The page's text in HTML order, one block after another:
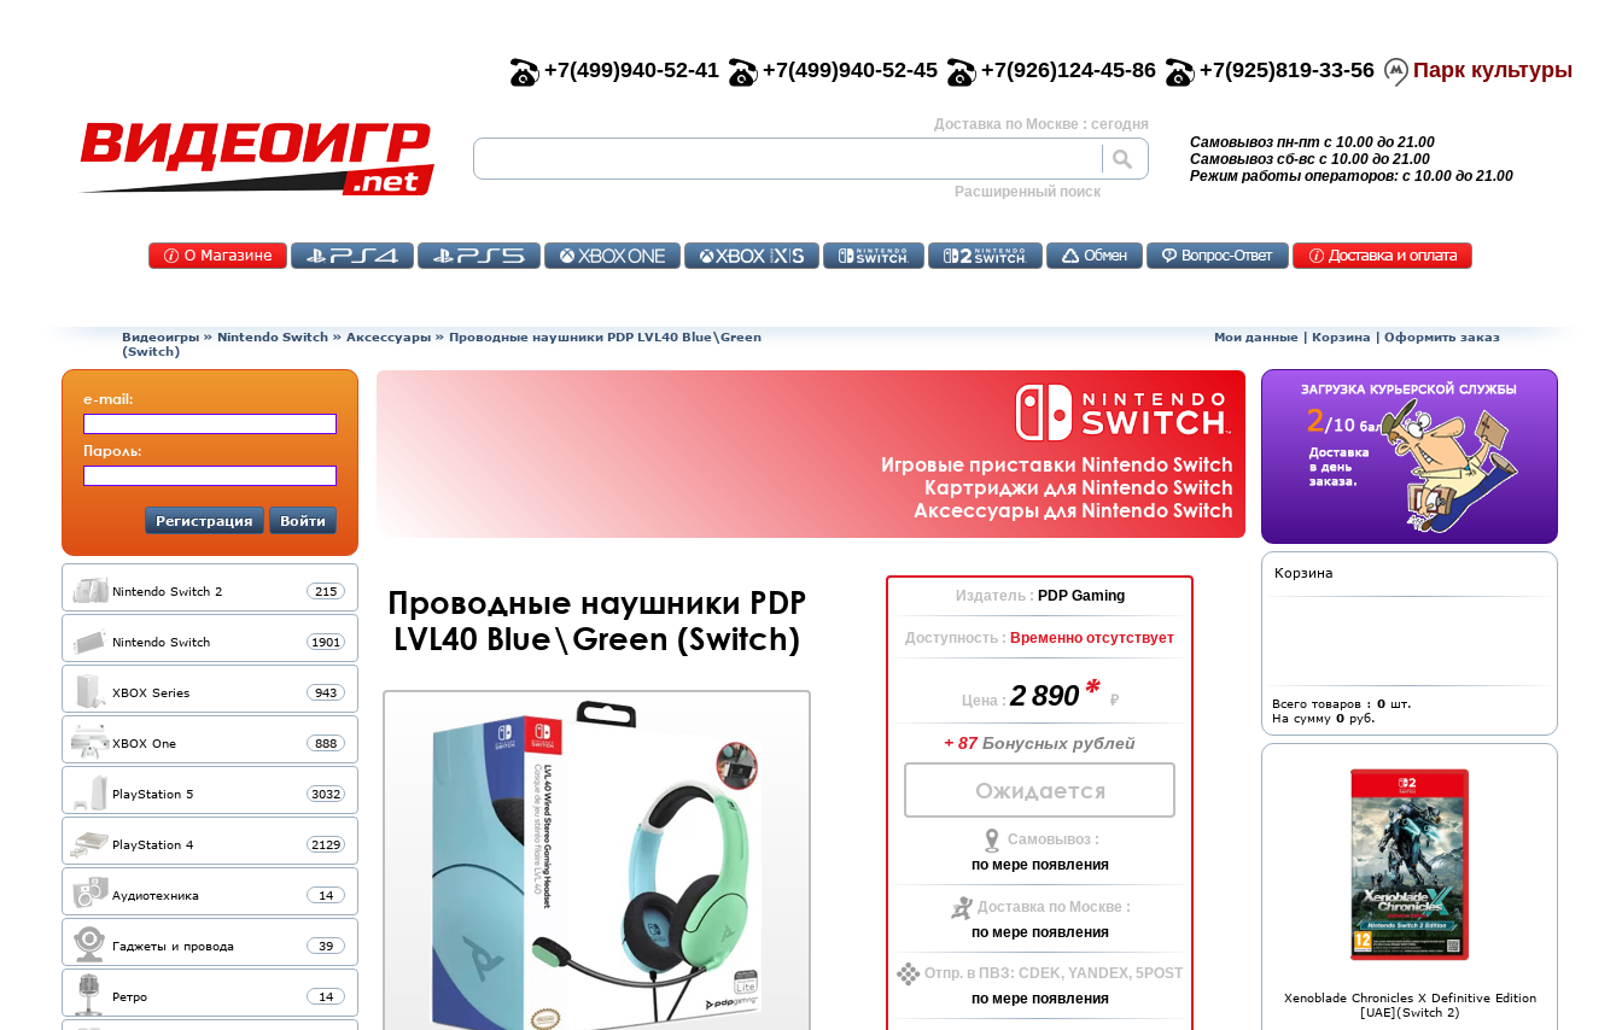
+7(499)940-52-41 +7(499)940-52-45 +7(926)124-45-86 +7(925)819-33-56 Парк культуры
Доставка по Москве : сегодня
Расширенный поиск
Самовывоз пн-пт с 10.00 до 21.00
Самовывоз сб-вс с 10.00 до 21.00
Режим работы операторов: с 10.00 до 21.00
Видеоигры » Nintendo Switch » Аксессуары » Проводные наушники PDP LVL40 Blue\Green
(Switch)
Мои данные | Корзина | Оформить заказ
e-mail:
Пароль:
Регистрация Войти
Nintendo Switch 2 215
Nintendo Switch 1901
XBOX Series 943
XBOX One 888
PlayStation 5 3032
PlayStation 4 2129
Аудиотехника 14
Гаджеты и провода 39
Ретро 14
Игровые приставки Nintendo Switch
Картриджи для Nintendo Switch
Аксессуары для Nintendo Switch
Проводные наушники PDP
LVL40 Blue\Green (Switch)
Издатель : PDP Gaming
Доступность : Временно отсутствует
Цена :2 890* ₽
+ 87Бонусных рублей
Ожидается
Самовывоз :
по мере появления
Доставка по Москве :
по мере появления
Отпр. в ПВЗ: CDEK, YANDEX, 5POST
по мере появления
Корзина
Всего товаров : 0 шт.
На сумму 0 руб.
Xenoblade Chronicles X Definitive Edition
[UAE](Switch 2)